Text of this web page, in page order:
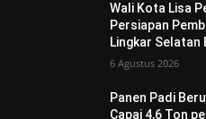
Wali Kota Lisa
Persiapan
Lingkar Selatan
6 Agustus 2026
Panen Padi
Capai 4,6 Ton